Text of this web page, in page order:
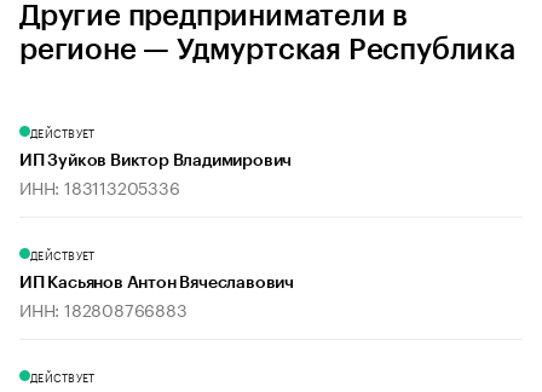
Другие предприниматели в
регионе — Удмуртская Республика
ДЕЙСТВУЕТ
ИП Зуйков Виктор Владимирович
ИНН: 183113205336
ДЕЙСТВУЕТ
ИП Касьянов Антон Вячеславович
ИНН: 182808766883
ДЕЙСТВУЕТ